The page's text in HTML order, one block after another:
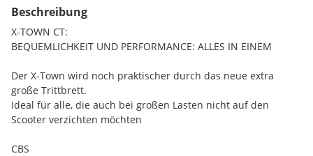
Beschreibung
X-TOWN CT:
BEQUEMLICHKEIT UND PERFORMANCE: ALLES IN EINEM
Der X-Town wird noch praktischer durch das neue extra
große Trittbrett.
Ideal für alle, die auch bei großen Lasten nicht auf den
Scooter verzichten möchten
CBS